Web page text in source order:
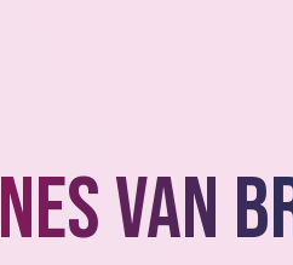
van